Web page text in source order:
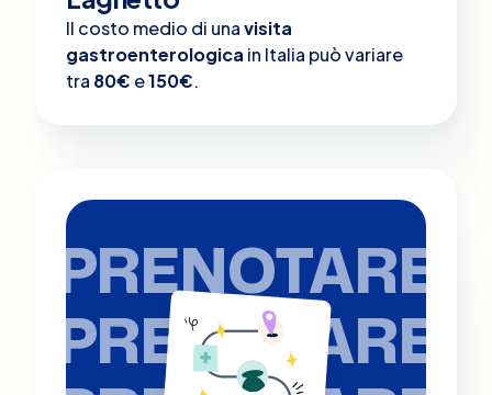
Il costo medio di unavisita
gastroenterologica in Italia può variare
tra 80€ e150€.
PRENOTARE
PRENOTARE